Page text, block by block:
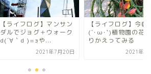
【ライフログ】マンサン
ダルでジョグ＋ウォーク
d(´∀｀d )=зや...
2021年7月20日
【ライフログ】今朝
(´･ω･`)植物園の花
りかえってみる
2021年11